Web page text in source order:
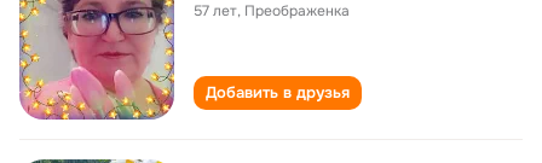
57 лет, Преображенка
Добавить в друзья